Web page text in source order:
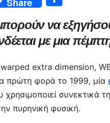
ρ
α
σ
τε
ίτ
ε
να
με μια
extra dimension,
πρώτη φορά το 1999, μία
χρησιμοποιεί συνεκτικά
πυρηνική φυσική.